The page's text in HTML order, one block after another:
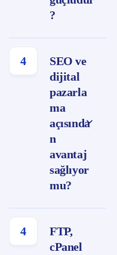
?
4
SEO ve
dijital
pazarla
ma
açısında
n
avantaj
sağlıyor
mu?
4
FTP,
cPanel